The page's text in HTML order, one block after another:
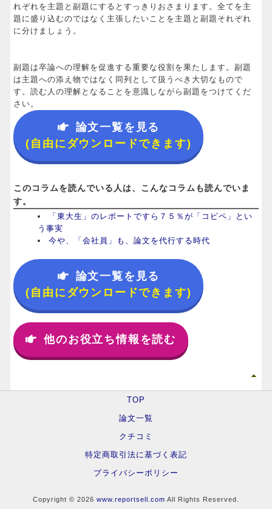
れぞれを主題と副題にするとすっきりおさまります。全てを主
題に盛り込むのではなく主張したいことを主題と副題それぞれ
に分けましょう。
副題は卒論への理解を促進する重要な役割を果たします。副題
は主題への添え物ではなく同列として扱うべき大切なもので
す。読む人の理解となることを意識しながら副題をつけてくだ
さい。
論文一覧を見る
(自由にダウンロードできます)
このコラムを読んでいる人は、こんなコラムも読んでいま
す。
「東大生」のレポートですら７５％が「コピペ」とい
う事実
今や、「会社員」も、論文を代行する時代
論文一覧を見る
(自由にダウンロードできます)
他のお役立ち情報を読む
TOP
論文一覧
クチコミ
特定商取引法に基づく表記
プライバシーポリシー
Copyright © 2026 www.reportsell.com All Rights Reserved.